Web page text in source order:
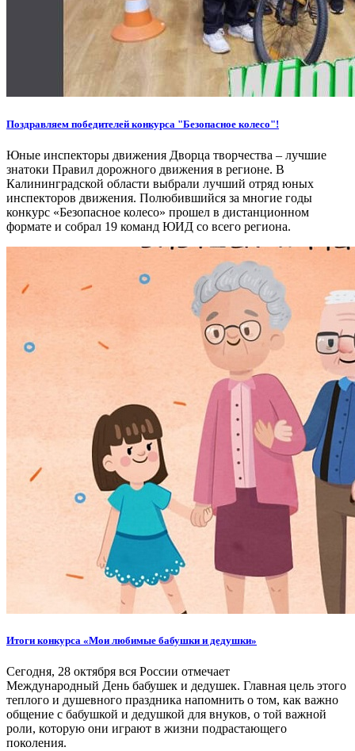
Поздравляем победителей конкурса "Безопасное колесо"!
Юные инспекторы движения Дворца творчества – лучшие
знатоки Правил дорожного движения в регионе. В
Калининградской области выбрали лучший отряд юных
инспекторов движения. Полюбившийся за многие годы
конкурс «Безопасное колесо» прошел в дистанционном
формате и собрал 19 команд ЮИД со всего региона.
Итоги конкурса «Мои любимые бабушки и дедушки»
Сегодня, 28 октября вся России отмечает
Международный День бабушек и дедушек. Главная цель этого
теплого и душевного праздника напомнить о том, как важно
общение с бабушкой и дедушкой для внуков, о той важной
роли, которую они играют в жизни подрастающего
поколения.